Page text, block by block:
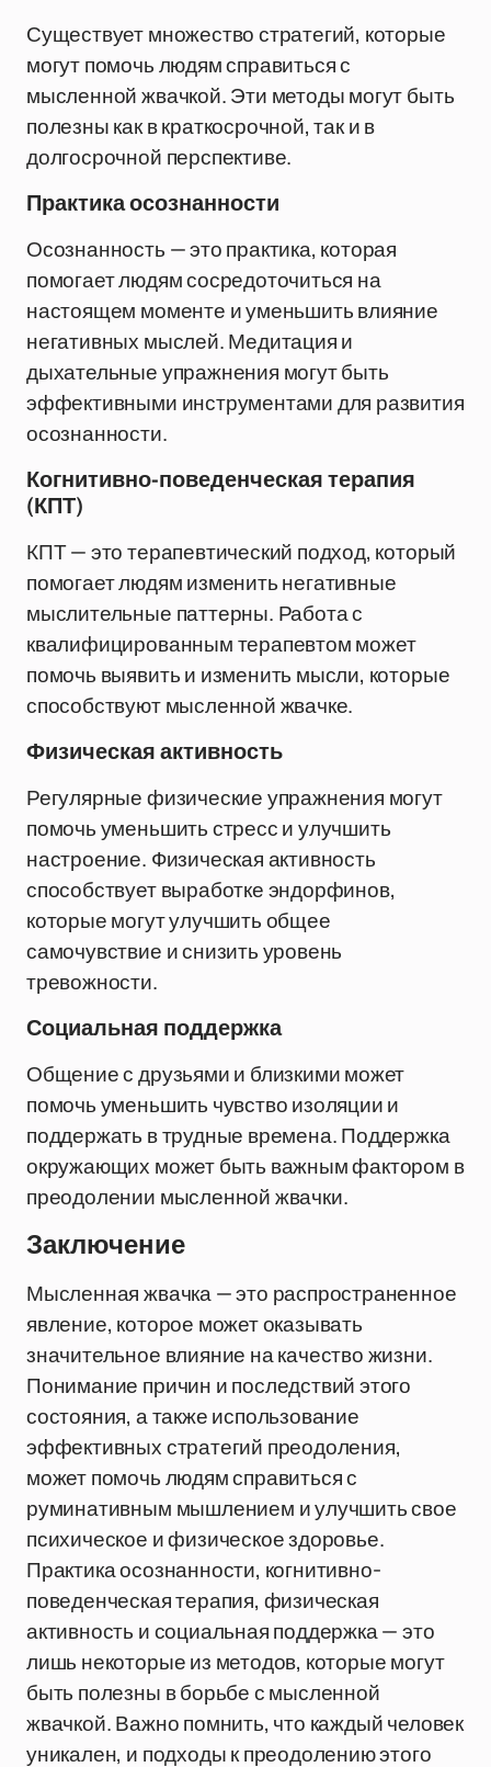
Существует множество стратегий, которые
могут помочь людям справиться с
мысленной жвачкой. Эти методы могут быть
полезны как в краткосрочной, так и в
долгосрочной перспективе.
Практика осознанности
Осознанность — это практика, которая
помогает людям сосредоточиться на
настоящем моменте и уменьшить влияние
негативных мыслей. Медитация и
дыхательные упражнения могут быть
эффективными инструментами для развития
осознанности.
Когнитивно-поведенческая терапия
(КПТ)
КПТ — это терапевтический подход, который
помогает людям изменить негативные
мыслительные паттерны. Работа с
квалифицированным терапевтом может
помочь выявить и изменить мысли, которые
способствуют мысленной жвачке.
Физическая активность
Регулярные физические упражнения могут
помочь уменьшить стресс и улучшить
настроение. Физическая активность
способствует выработке эндорфинов,
которые могут улучшить общее
самочувствие и снизить уровень
тревожности.
Социальная поддержка
Общение с друзьями и близкими может
помочь уменьшить чувство изоляции и
поддержать в трудные времена. Поддержка
окружающих может быть важным фактором в
преодолении мысленной жвачки.
Заключение
Мысленная жвачка — это распространенное
явление, которое может оказывать
значительное влияние на качество жизни.
Понимание причин и последствий этого
состояния, а также использование
эффективных стратегий преодоления,
может помочь людям справиться с
руминативным мышлением и улучшить свое
психическое и физическое здоровье.
Практика осознанности, когнитивно-
поведенческая терапия, физическая
активность и социальная поддержка — это
лишь некоторые из методов, которые могут
быть полезны в борьбе с мысленной
жвачкой. Важно помнить, что каждый человек
уникален, и подходы к преодолению этого